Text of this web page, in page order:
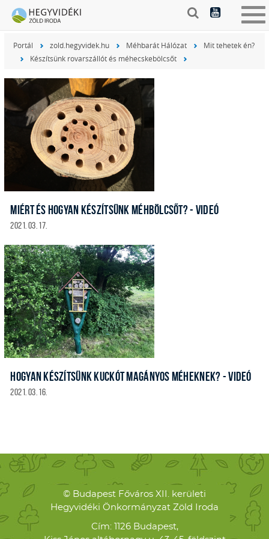
Portál zold.hegyvidek.hu Méhbarát Hálózat
Mit tehetek én?
Készítsünk rovarszállót és méhecskebölcsőt
MIÉRT ÉS HOGYAN KÉSZÍTSÜNK MÉHBÖLCSŐT? - VIDEÓ
2021. 03. 17.
HOGYAN KÉSZÍTSÜNK KUCKÓT MAGÁNYOS MÉHEKNEK? - VIDEÓ
2021. 03. 16.
© Budapest Főváros XII. kerületi
Hegyvidéki Önkormányzat Zöld Iroda
Cím: 1126 Budapest,